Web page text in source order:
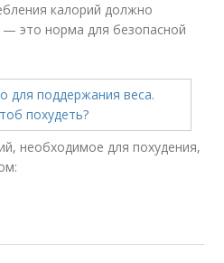
калорий должно
— это норма для безопасной
необходимое для похудения,